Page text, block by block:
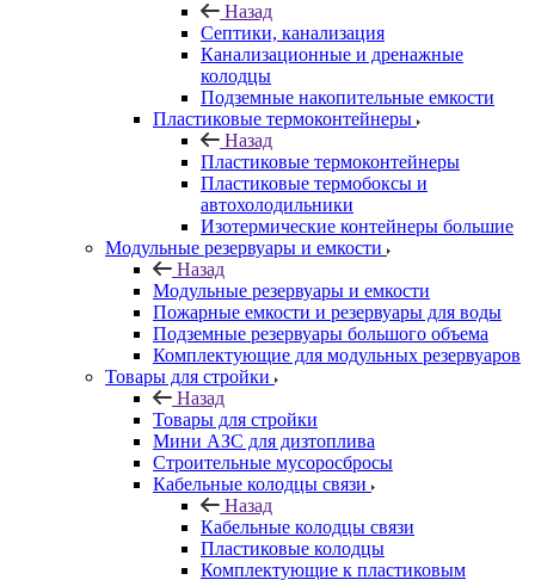
Назад
Септики, канализация
Канализационные и дренажные
колодцы
Подземные накопительные емкости
Пластиковые термоконтейнеры
Назад
Пластиковые термоконтейнеры
Пластиковые термобоксы и
автохолодильники
Изотермические контейнеры большие
Модульные резервуары и емкости
Назад
Модульные резервуары и емкости
Пожарные емкости и резервуары для воды
Подземные резервуары большого объема
Комплектующие для модульных резервуаров
Товары для стройки
Назад
Товары для стройки
Мини АЗС для дизтоплива
Строительные мусоросбросы
Кабельные колодцы связи
Назад
Кабельные колодцы связи
Пластиковые колодцы
Комплектующие к пластиковым